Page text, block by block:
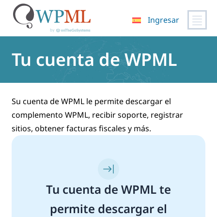
contenido
Ingresar
Tu cuenta de WPML
Su cuenta de WPML le permite descargar el
complemento WPML, recibir soporte, registrar
sitios, obtener facturas fiscales y más.
Tu cuenta de WPML te
permite descargar el